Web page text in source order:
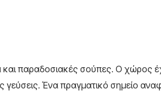
παραδοσιακές σούπες. Ο χώρος
γεύσεις. Ένα πραγματικό σημείο